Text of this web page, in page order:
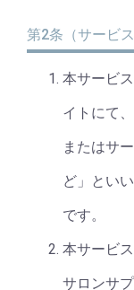
第2条（サービス
本サービ
イトにて
またはサ
ど」とい
です。
本サービ
サロンサ